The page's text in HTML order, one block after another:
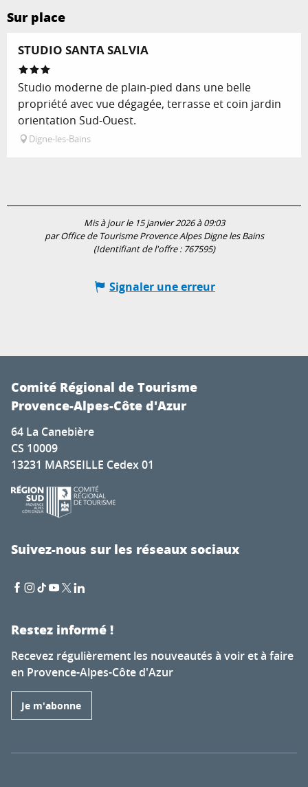
Sur place
STUDIO SANTA SALVIA
Studio moderne de plain-pied dans une belle
propriété avec vue dégagée, terrasse et coin jardin
orientation Sud-Ouest.
Digne-les-Bains
Mis à jour le 15 janvier 2026 à 09:03
par Office de Tourisme Provence Alpes Digne les Bains
(Identifiant de l'offre : 767595)
Signaler une erreur
Comité Régional de Tourisme
Provence-Alpes-Côte d'Azur
64 La Canebière
CS 10009
13231 MARSEILLE Cedex 01
Suivez-nous sur les réseaux sociaux
Restez informé !
Recevez régulièrement les nouveautés à voir et à faire
en Provence-Alpes-Côte d'Azur
Je m'abonne